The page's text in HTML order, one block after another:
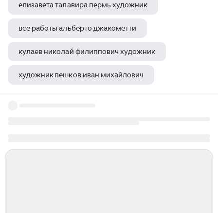
елизавета талавира пермь художник
все работы альберто джакометти
кулаев николай филиппович художник
художник пешков иван михайлович